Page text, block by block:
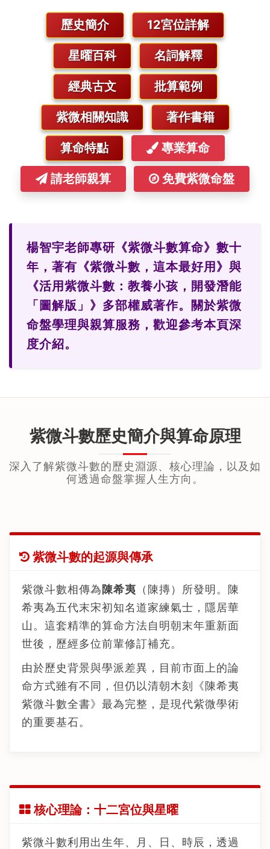
歷史簡介 12宮位詳解
星曜百科 名詞解釋
經典古文 批算範例
紫微相關知識 著作書籍
算命特點 專業算命
請老師親算 免費紫微命盤
楊智宇老師專研《紫微斗數算命》數十
年，著有《紫微斗數，這本最好用》與
《活用紫微斗數：教養小孩，開發潛能
「圖解版」》多部權威著作。關於紫微
命盤學理與親算服務，歡迎參考本頁深
度介紹。
紫微斗數歷史簡介與算命原理
深入了解紫微斗數的歷史淵源、核心理論，以及如
何透過命盤掌握人生方向。
紫微斗數的起源與傳承
紫微斗數相傳為陳希夷 （陳摶）所發明。陳
希夷為五代末宋初知名道家練氣士，隱居華
山。這套精準的算命方法自明朝末年重新面
世後，歷經多位前輩修訂補充。
由於歷史背景與學派差異，目前市面上的論
命方式雖有不同，但仍以清朝木刻《陳希夷
紫微斗數全書》最為完整，是現代紫微學術
的重要基石。
核心理論：十二宮位與星曜
紫微斗數利用出生年、月、日、時辰，透過